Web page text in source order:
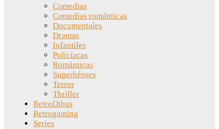
Comedias
Comedias románticas
Documentales
Dramas
Infantiles
Policíacas
Románticas
Superhéroes
Terror
Thriller
RetroDibus
Retrogaming
Series